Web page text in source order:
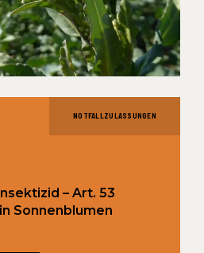
NOTFALLZULASSUNGEN
– Art. 53
Sonnenblumen